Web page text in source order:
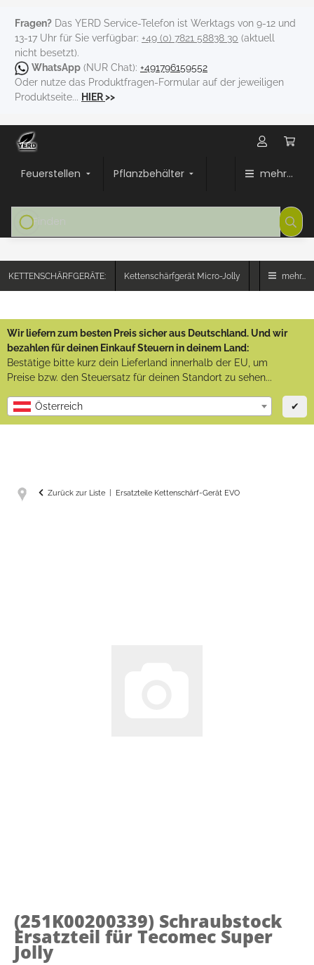
Fragen? Das YERD Service-Telefon ist Werktags von 9-12 und
13-17 Uhr für Sie verfügbar: +49 (0) 7821 58838 30 (aktuell
nicht besetzt).
WhatsApp (NUR Chat): +491796159552
Oder nutze das Produktfragen-Formular auf der jeweiligen
Produktseite... HIER>>
Feuerstellen Pflanzbehälter mehr...
KETTENSCHÄRFGERÄTE: Kettenschärfgerät Micro-Jolly mehr...
Wir liefern zum besten Preis sicher aus Deutschland. Und wir
bezahlen für deinen Einkauf Steuern in deinem Land:
Bestätige bitte kurz dein Lieferland innerhalb der EU, um
Preise bzw. den Steuersatz für deinen Standort zu sehen...
Österreich ✔
Zurück zur Liste Ersatzteile Kettenschärf-Gerät EVO
(251K00200339) Schraubstock
Ersatzteil für Tecomec Super
Jolly